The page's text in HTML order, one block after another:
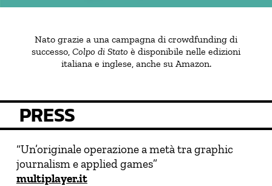
Nato grazie a una campagna di crowdfunding di
successo, Colpo di Stato è disponibile nelle edizioni
italiana e inglese, anche su Amazon.
PRESS
“Un’originale operazione a metà tra graphic
journalism e applied games”
multiplayer.it